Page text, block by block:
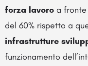
forza lavoro a fronte
del 60% rispetto a
infrastrutture
funzionamento